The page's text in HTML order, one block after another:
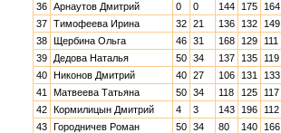
36 Арнаутов Дмитрий 0 0 144 175
164
37 Тимофеева Ирина 32 21 136 132
149
38 Щербина Ольга 46 31 168 129
111
39
Дедова Наталья 50 34 137 135
119
40 Никонов Дмитрий 40 27 106 131
133
41
Матвеева Татьяна 50 34 118 125
117
42 Кормилицын Дмитрий 4 3 143 196
112
43 Городничев Роман 50 34 80 140
166